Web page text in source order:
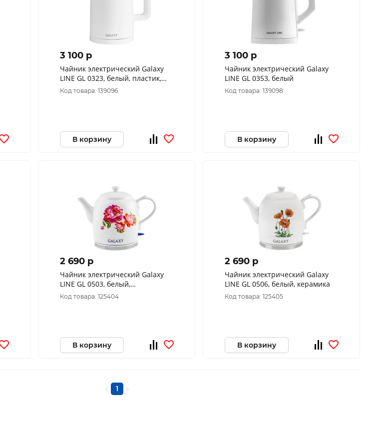
3 100 p
Чайник электрический Galaxy
LINE GL 0323, белый, пластик,
двойная стенка из нержав.
стали AISI 304 и
Код товара: 139096
В корзину
3 100 p
Чайник электрический Galaxy
LINE GL 0353, белый
Код товара: 139098
В корзину
2 690 p
Чайник электрический Galaxy
LINE GL 0503, белый,
керамический корпус, 1400 Вт,
1,4 л
Код товара: 125404
В корзину
2 690 p
Чайник электрический Galaxy
LINE GL 0506, белый, керамика
Код товара: 125405
В корзину
1